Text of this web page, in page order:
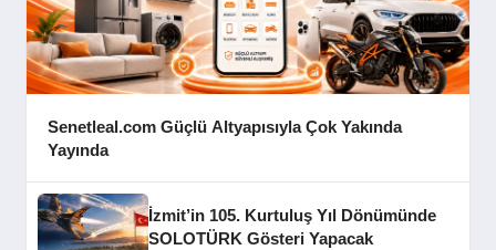
Senetleal.com Güçlü Altyapısıyla Çok Yakında
Yayında
İzmit’in 105. Kurtuluş Yıl Dönümünde
SOLOTÜRK Gösteri Yapacak